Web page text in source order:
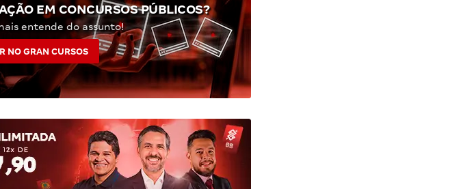
EM CONCURSOS PÚBLICOS?
entende do assunto!
NO GRAN CURSOS